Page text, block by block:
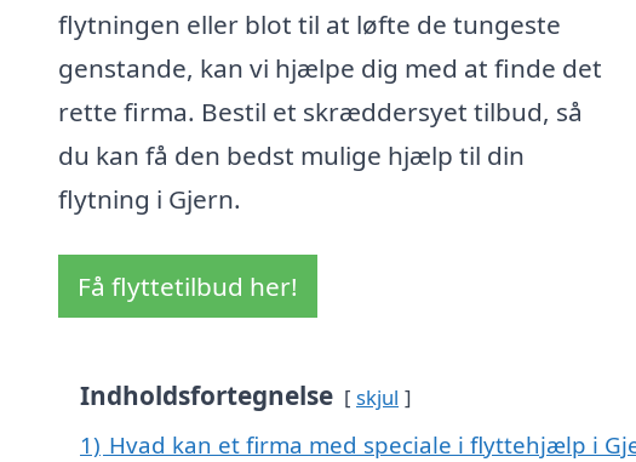
flytningen eller blot til at løfte de tungeste
genstande, kan vi hjælpe dig med at finde det
rette firma. Bestil et skræddersyet tilbud, så
du kan få den bedst mulige hjælp til din
flytning i Gjern.
Få flyttetilbud her!
Indholdsfortegnelse skjul
1) Hvad kan et firma med speciale i flyttehjælp i